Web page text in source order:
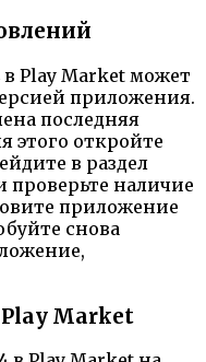
Play Market может
приложения.
последняя
этого откройте
в раздел
наличие
приложение
снова
Market